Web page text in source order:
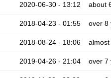
2020-06-30 - 13:12 about
2018-04-23 - 01:55 over 8
2018-08-24 - 18:06
2019-04-26 - 21:04 over 7